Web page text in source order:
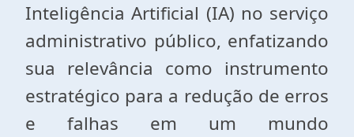
Inteligência Artificial (IA) no serviço
administrativo público, enfatizando
sua relevância como instrumento
estratégico para a redução de erros
e falhas em um mundo